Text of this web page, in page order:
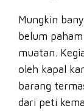
Mungkin
belum
muatan.
oleh kapal
barang
dari peti